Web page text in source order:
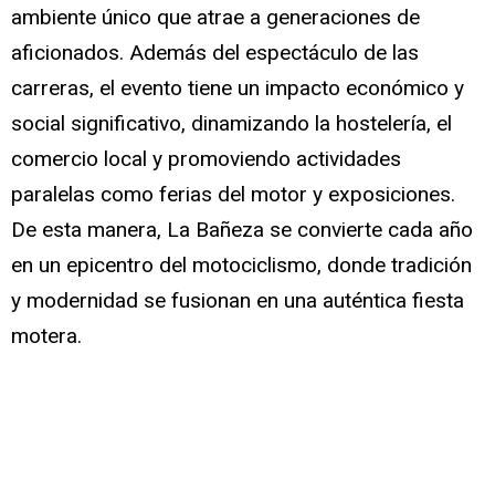
ambiente único que atrae a generaciones de
aficionados. Además del espectáculo de las
carreras, el evento tiene un impacto económico y
social significativo, dinamizando la hostelería, el
comercio local y promoviendo actividades
paralelas como ferias del motor y exposiciones.
De esta manera, La Bañeza se convierte cada año
en un epicentro del motociclismo, donde tradición
y modernidad se fusionan en una auténtica fiesta
motera.